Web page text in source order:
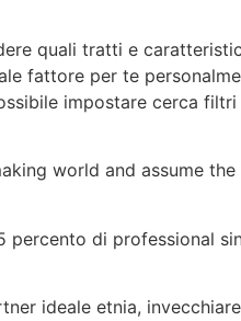
quali tratti e
fattore per te
impostare cerca filtri
world and assume
di professional
ideale etnia,